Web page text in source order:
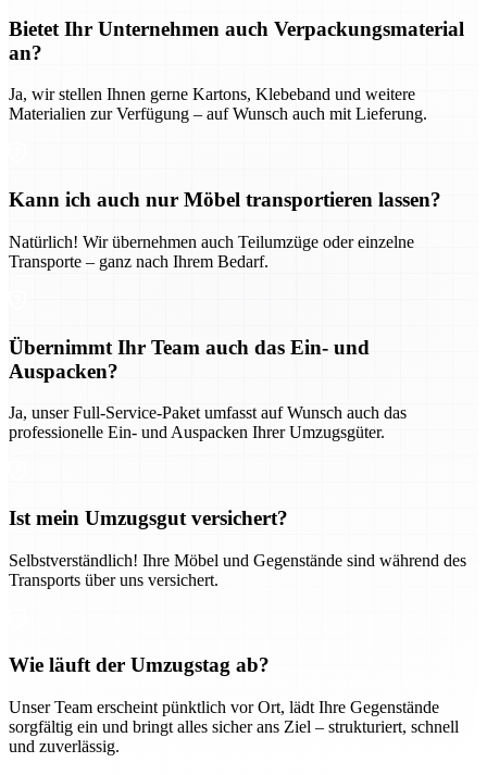
Bietet Ihr Unternehmen auch Verpackungsmaterial
an?
Ja, wir stellen Ihnen gerne Kartons, Klebeband und weitere
Materialien zur Verfügung – auf Wunsch auch mit Lieferung.
Kann ich auch nur Möbel transportieren lassen?
Natürlich! Wir übernehmen auch Teilumzüge oder einzelne
Transporte – ganz nach Ihrem Bedarf.
Übernimmt Ihr Team auch das Ein- und
Auspacken?
Ja, unser Full-Service-Paket umfasst auf Wunsch auch das
professionelle Ein- und Auspacken Ihrer Umzugsgüter.
Ist mein Umzugsgut versichert?
Selbstverständlich! Ihre Möbel und Gegenstände sind während des
Transports über uns versichert.
Wie läuft der Umzugstag ab?
Unser Team erscheint pünktlich vor Ort, lädt Ihre Gegenstände
sorgfältig ein und bringt alles sicher ans Ziel – strukturiert, schnell
und zuverlässig.